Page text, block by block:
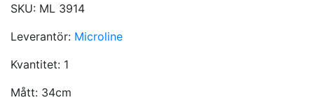
SKU: ML 3914
Leverantör: Microline
Kvantitet: 1
Mått: 34cm